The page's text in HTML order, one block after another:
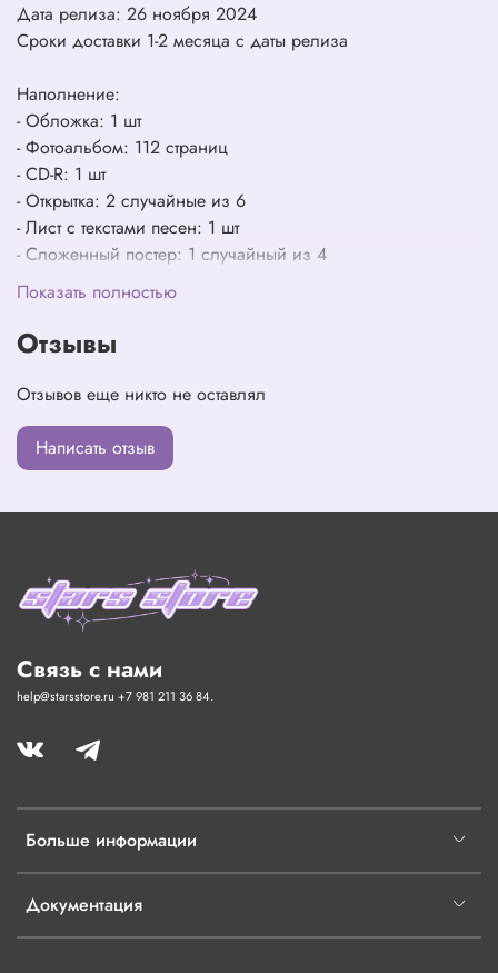
Дата релиза: 26 ноября 2024
Сроки доставки 1-2 месяца с даты релиза
Наполнение:
- Обложка: 1 шт
- Фотоальбом: 112 страниц
- CD-R: 1 шт
- Открытка: 2 случайные из 6
- Лист с текстами песен: 1 шт
- Сложенный постер: 1 случайный из 4
- Фотокарточка: 1 случайная из 3
Показать полностью
Отзывы
Отзывов еще никто не оставлял
Написать отзыв
Больше информации
Документация
Связь с нами
help@starsstore.ru +7 981 211 36 84.